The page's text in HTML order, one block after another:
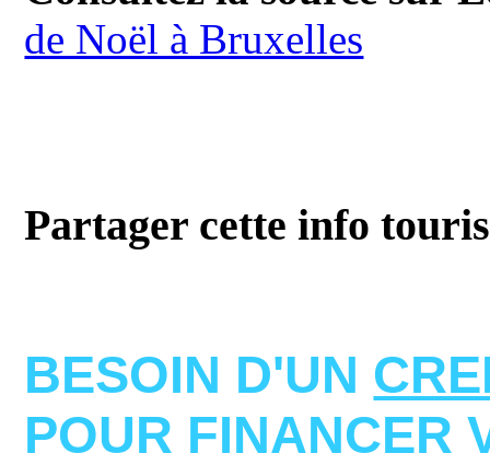
de Noël à Bruxelles
Partager cette info
BESOIN D'UN
POUR FINANCER